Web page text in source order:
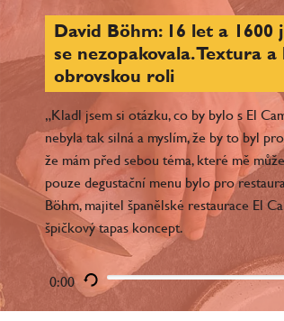
David Böhm: 16 let a
se nezopakovala. Textura
obrovskou roli
„Kladl jsem si otázku, co by bylo s El
nebyla tak silná a myslím, že by to byl
že mám před sebou téma, které mě
pouze degustační menu bylo pro
Böhm, majitel španělské restaurace El
špičkový tapas koncept.
0:00